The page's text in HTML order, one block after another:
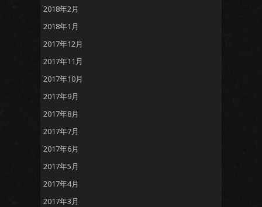
2018年2月
2018年1月
2017年12月
2017年11月
2017年10月
2017年9月
2017年8月
2017年7月
2017年6月
2017年5月
2017年4月
2017年3月